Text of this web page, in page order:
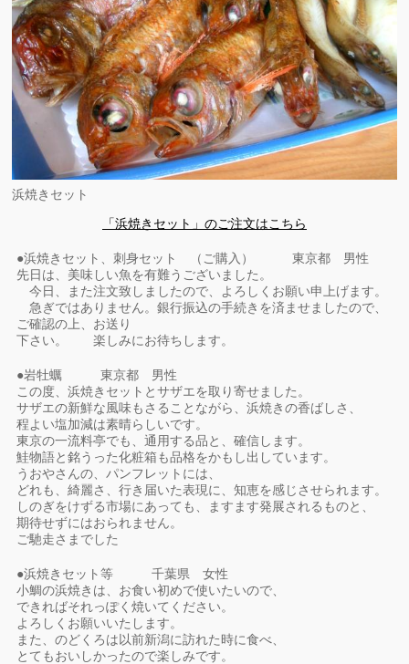
浜焼きセット
「浜焼きセット」のご注文はこちら
●浜焼きセット、刺身セット （ご購入） 東京都 男性
先日は、美味しい魚を有難うございました。
今日、また注文致しましたので、よろしくお願い申上げます。
急ぎではありません。銀行振込の手続きを済ませましたので、
ご確認の上、お送り
下さい。 楽しみにお待ちします。
●岩牡蠣 東京都 男性
この度、浜焼きセットとサザエを取り寄せました。
サザエの新鮮な風味もさることながら、浜焼きの香ばしさ、
程よい塩加減は素晴らしいです。
東京の一流料亭でも、通用する品と、確信します。
鮭物語と銘うった化粧箱も品格をかもし出しています。
うおやさんの、パンフレットには、
どれも、綺麗さ、行き届いた表現に、知恵を感じさせられます。
しのぎをけずる市場にあっても、ますます発展されるものと、
期待せずにはおられません。
ご馳走さまでした
●浜焼きセット等 千葉県 女性
小鯛の浜焼きは、お食い初めで使いたいので、
できればそれっぽく焼いてください。
よろしくお願いいたします。
また、のどくろは以前新潟に訪れた時に食べ、
とてもおいしかったので楽しみです。